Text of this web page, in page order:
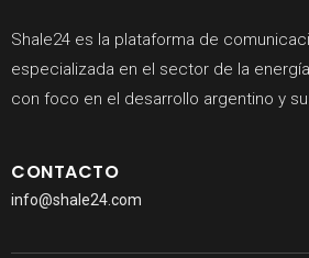
Shale24 es la plataforma de
especializada en el sector de la
con foco en el desarrollo argentino y
CONTACTO
info@shale24.com